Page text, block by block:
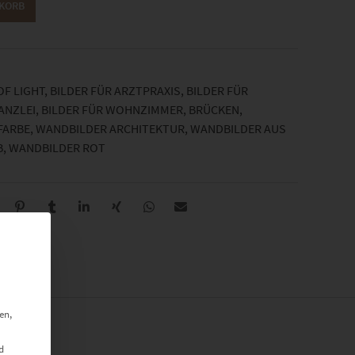
LIGHT, BILDER FÜR ARZTPRAXIS, BILDER FÜR
, BILDER FÜR WOHNZIMMER, BRÜCKEN,
, WANDBILDER ARCHITEKTUR, WANDBILDER AUS
, WANDBILDER ROT